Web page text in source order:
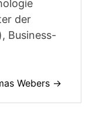
der
Business-
Webers →